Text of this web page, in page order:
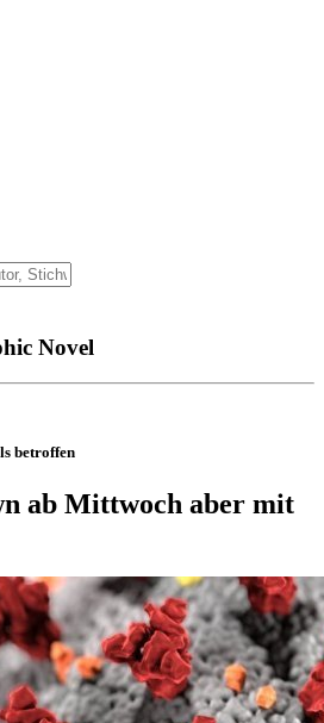
Novel
betroffen
ab Mittwoch aber mit